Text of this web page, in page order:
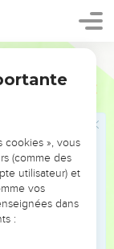
couvrait le
feu.
les Israélites
la nuée.
et ils
aussi
les
l'Eternel et ne
cookies », vous
(comme des
utilisateur) et
vos
dans
: